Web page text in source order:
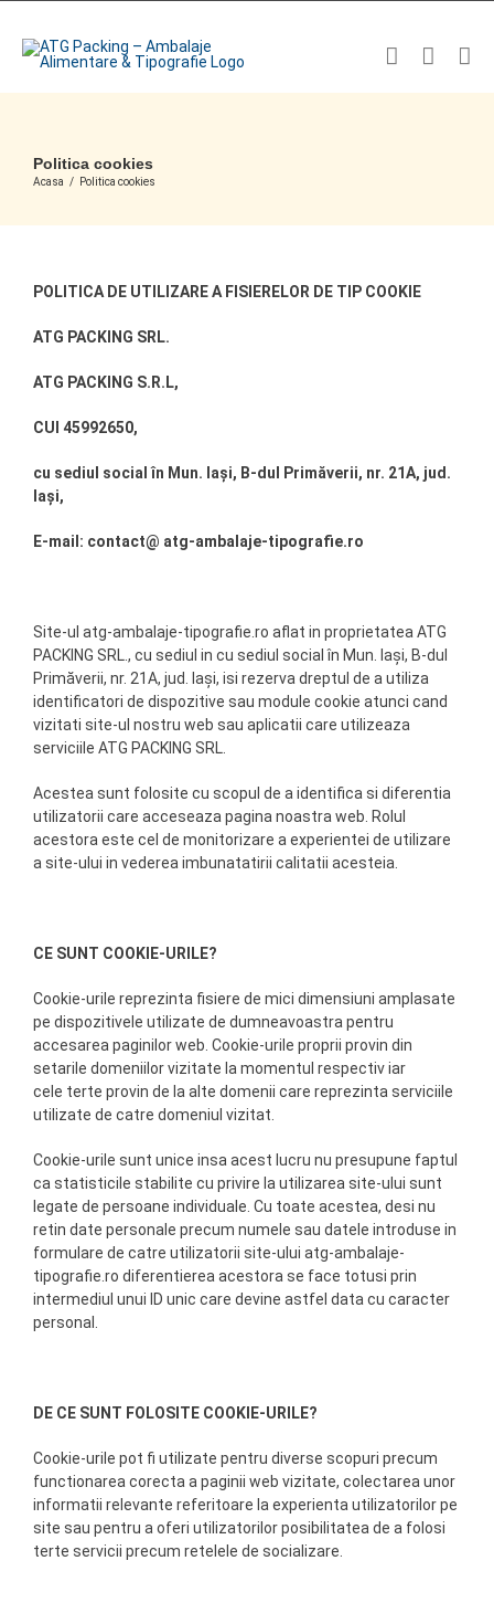
content
Politica cookies
Acasa / Politica cookies
POLITICA DE UTILIZARE A FISIERELOR DE TIP COOKIE
ATG PACKING SRL.
ATG PACKING S.R.L,
CUI 45992650,
cu sediul social în Mun. Iași, B-dul Primăverii, nr. 21A, jud.
Iași,
E-mail: contact@ atg-ambalaje-tipografie.ro
Site-ul atg-ambalaje-tipografie.ro aflat in proprietatea ATG
PACKING SRL., cu sediul in cu sediul social în Mun. Iași, B-dul
Primăverii, nr. 21A, jud. Iași, isi rezerva dreptul de a utiliza
identificatori de dispozitive sau module cookie atunci cand
vizitati site-ul nostru web sau aplicatii care utilizeaza
serviciile ATG PACKING SRL.
Acestea sunt folosite cu scopul de a identifica si diferentia
utilizatorii care acceseaza pagina noastra web. Rolul
acestora este cel de monitorizare a experientei de utilizare
a site-ului in vederea imbunatatirii calitatii acesteia.
CE SUNT COOKIE-URILE?
Cookie-urile reprezinta fisiere de mici dimensiuni amplasate
pe dispozitivele utilizate de dumneavoastra pentru
accesarea paginilor web. Cookie-urile proprii provin din
setarile domeniilor vizitate la momentul respectiv iar
cele terte provin de la alte domenii care reprezinta serviciile
utilizate de catre domeniul vizitat.
Cookie-urile sunt unice insa acest lucru nu presupune faptul
ca statisticile stabilite cu privire la utilizarea site-ului sunt
legate de persoane individuale. Cu toate acestea, desi nu
retin date personale precum numele sau datele introduse in
formulare de catre utilizatorii site-ului atg-ambalaje-
tipografie.ro diferentierea acestora se face totusi prin
intermediul unui ID unic care devine astfel data cu caracter
personal.
DE CE SUNT FOLOSITE COOKIE-URILE?
Cookie-urile pot fi utilizate pentru diverse scopuri precum
functionarea corecta a paginii web vizitate, colectarea unor
informatii relevante referitoare la experienta utilizatorilor pe
site sau pentru a oferi utilizatorilor posibilitatea de a folosi
terte servicii precum retelele de socializare.